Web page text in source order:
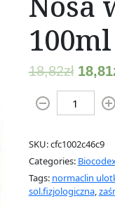
100ml
18,82zł 18,81
R
I
M
A
SKU:cfc1002c46c9
Categories:
Tags: normaclin
sol.fizjologiczna,